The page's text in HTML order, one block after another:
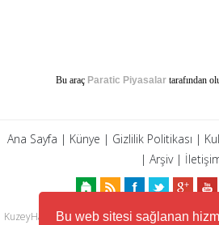
Bu web sitesi sağlanan
Bu araç Paratic Piyasalar tarafından
Ana Sayfa | Künye | Gizlilik Politikası |
| Arşiv|
KuzeyHaber.com sitesinde yer alan tüm